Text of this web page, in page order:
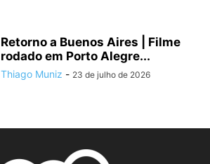
Retorno a Buenos Aires | Filme
rodado em Porto Alegre...
Thiago Muniz - 23 de julho de 2026